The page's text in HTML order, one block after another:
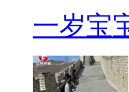
一岁宝